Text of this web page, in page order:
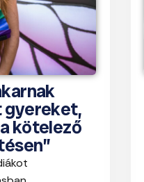
gyereket,
kötelező